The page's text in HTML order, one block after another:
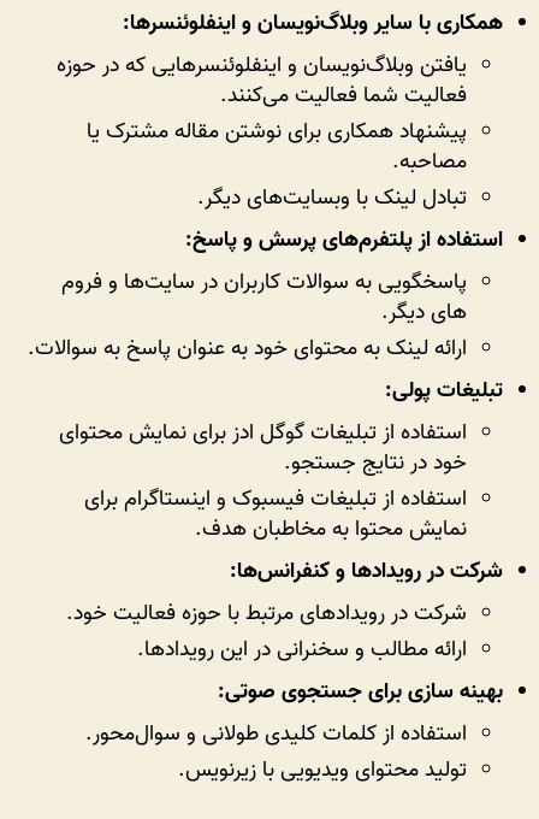
همکاری با سایر وبلاگ‌نویسان و اینفلوئنسرها:
یافتن وبلاگ‌نویسان و اینفلوئنسرهایی که در حوزه
فعالیت شما فعالیت می‌کنند.
پیشنهاد همکاری برای نوشتن مقاله مشترک یا
مصاحبه.
تبادل لینک با وبسایت‌های دیگر.
استفاده از پلتفرم‌های پرسش و پاسخ:
پاسخگویی به سوالات کاربران در سایت‌ها و فروم
های دیگر.
ارائه لینک به محتوای خود به عنوان پاسخ به سوالات.
تبلیغات پولی:
استفاده از تبلیغات گوگل ادز برای نمایش محتوای
خود در نتایج جستجو.
استفاده از تبلیغات فیسبوک و اینستاگرام برای
نمایش محتوا به مخاطبان هدف.
شرکت در رویدادها و کنفرانس‌ها:
شرکت در رویدادهای مرتبط با حوزه فعالیت خود.
ارائه مطالب و سخنرانی در این رویدادها.
بهینه سازی برای جستجوی صوتی:
استفاده از کلمات کلیدی طولانی و سوال‌محور.
تولید محتوای ویدیویی با زیرنویس.